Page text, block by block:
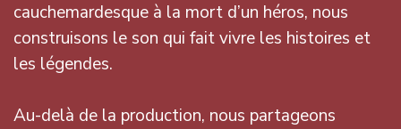
cauchemardesque à la mort d’un héros, nous
construisons le son qui fait vivre les histoires et
les légendes.
Au-delà de la production, nous partageons